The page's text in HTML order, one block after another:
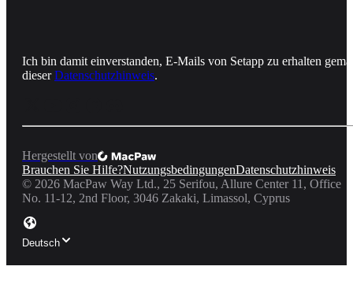
Ich bin damit einverstanden, E-Mails von Setapp zu erhalten
dieser Datenschutzhinweis.
Hergestellt von
Brauchen Sie Hilfe?NutzungsbedingungenDatenschutzhinweis
© 2026 MacPaw Way Ltd., 25 Serifou, Allure Center 11, Office
No. 11-12, 2nd Floor, 3046 Zakaki, Limassol, Cyprus
Deutsch